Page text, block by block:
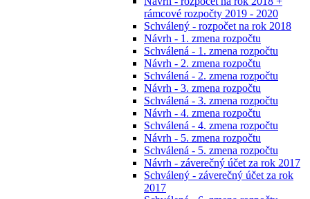
rámcové rozpočty 2019 - 2020
Schválený - rozpočet na rok 2018
Návrh - 1. zmena rozpočtu
Schválená - 1. zmena rozpočtu
Návrh - 2. zmena rozpočtu
Schválená - 2. zmena rozpočtu
Návrh - 3. zmena rozpočtu
Schválená - 3. zmena rozpočtu
Návrh - 4. zmena rozpočtu
Schválená - 4. zmena rozpočtu
Návrh - 5. zmena rozpočtu
Schválená - 5. zmena rozpočtu
Návrh - záverečný účet za rok 2017
Schválený - záverečný účet za rok
2017